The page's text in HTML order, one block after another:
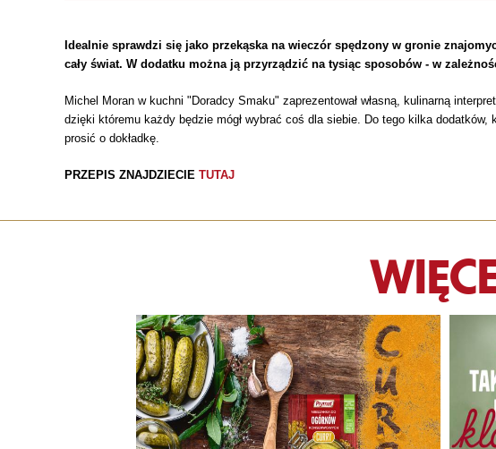
Idealnie sprawdzi się jako przekąska na wieczór spędzony w gronie
cały świat. W dodatku można ją przyrządzić na tysiąc sposobów - w
Michel Moran w kuchni "Doradcy Smaku" zaprezentował własną, kulinarną
dzięki któremu każdy będzie mógł wybrać coś dla siebie. Do tego kilka
prosić o dokładkę.
PRZEPIS ZNAJDZIECIE TUTAJ